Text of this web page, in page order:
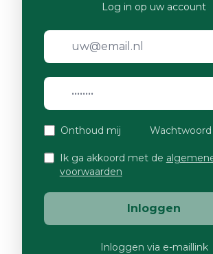
Log in op uw account
Onthoud mij
Ik ga akkoord met de
voorwaarden
Inloggen
Inloggen via e-maillink